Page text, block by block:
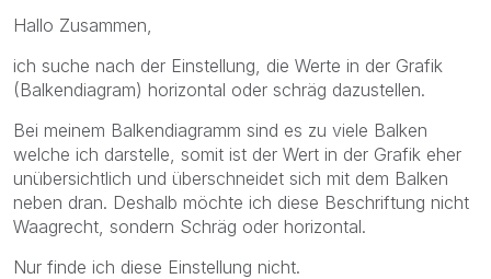
Hallo Zusammen,
ich suche nach der Einstellung, die Werte in der Grafik
(Balkendiagram) horizontal oder schräg dazustellen.
Bei meinem Balkendiagramm sind es zu viele Balken
welche ich darstelle, somit ist der Wert in der Grafik eher
unübersichtlich und überschneidet sich mit dem Balken
neben dran. Deshalb möchte ich diese Beschriftung nicht
Waagrecht, sondern Schräg oder horizontal.
Nur finde ich diese Einstellung nicht.